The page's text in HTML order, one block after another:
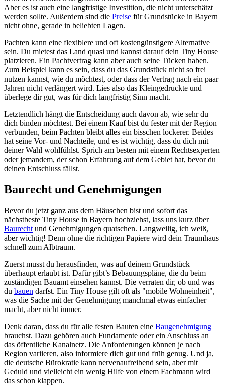
Aber es ist auch eine langfristige Investition, die nicht unterschätzt
werden sollte. Außerdem sind die Preise für Grundstücke in Bayern
nicht ohne, gerade in beliebten Lagen.
Pachten kann eine flexiblere und oft kostengünstigere Alternative
sein. Du mietest das Land quasi und kannst darauf dein Tiny House
platzieren. Ein Pachtvertrag kann aber auch seine Tücken haben.
Zum Beispiel kann es sein, dass du das Grundstück nicht so frei
nutzen kannst, wie du möchtest, oder dass der Vertrag nach ein paar
Jahren nicht verlängert wird. Lies also das Kleingedruckte und
überlege dir gut, was für dich langfristig Sinn macht.
Letztendlich hängt die Entscheidung auch davon ab, wie sehr du
dich binden möchtest. Bei einem Kauf bist du fester mit der Region
verbunden, beim Pachten bleibt alles ein bisschen lockerer. Beides
hat seine Vor- und Nachteile, und es ist wichtig, dass du dich mit
deiner Wahl wohlfühlst. Sprich am besten mit einem Rechtsexperten
oder jemandem, der schon Erfahrung auf dem Gebiet hat, bevor du
deinen Entschluss fällst.
Baurecht und Genehmigungen
Bevor du jetzt ganz aus dem Häuschen bist und sofort das
nächstbeste Tiny House in Bayern hochziehst, lass uns kurz über
Baurecht und Genehmigungen quatschen. Langweilig, ich weiß,
aber wichtig! Denn ohne die richtigen Papiere wird dein Traumhaus
schnell zum Albtraum.
Zuerst musst du herausfinden, was auf deinem Grundstück
überhaupt erlaubt ist. Dafür gibt’s Bebauungspläne, die du beim
zuständigen Bauamt einsehen kannst. Die verraten dir, ob und was
du bauen darfst. Ein Tiny House gilt oft als "mobile Wohneinheit",
was die Sache mit der Genehmigung manchmal etwas einfacher
macht, aber nicht immer.
Denk daran, dass du für alle festen Bauten eine Baugenehmigung
brauchst. Dazu gehören auch Fundamente oder ein Anschluss an
das öffentliche Kanalnetz. Die Anforderungen können je nach
Region variieren, also informiere dich gut und früh genug. Und ja,
die deutsche Bürokratie kann nervenaufreibend sein, aber mit
Geduld und vielleicht ein wenig Hilfe von einem Fachmann wird
das schon klappen.